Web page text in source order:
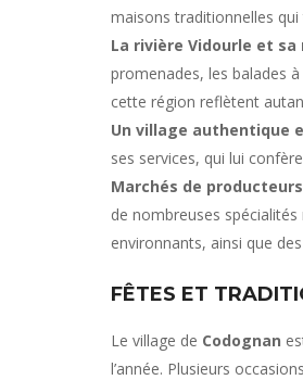
maisons traditionnelles qui
La rivière Vidourle et
promenades, les balades
cette région reflètent
Un village authentique
ses services, qui lui
Marchés de
de nombreuses
environnants, ainsi que
FÊTES ET
Le village de Codognan
l’année. Plusieurs